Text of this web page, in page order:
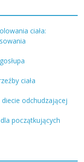
ciała:
ciała
odchudzającej
początkujących